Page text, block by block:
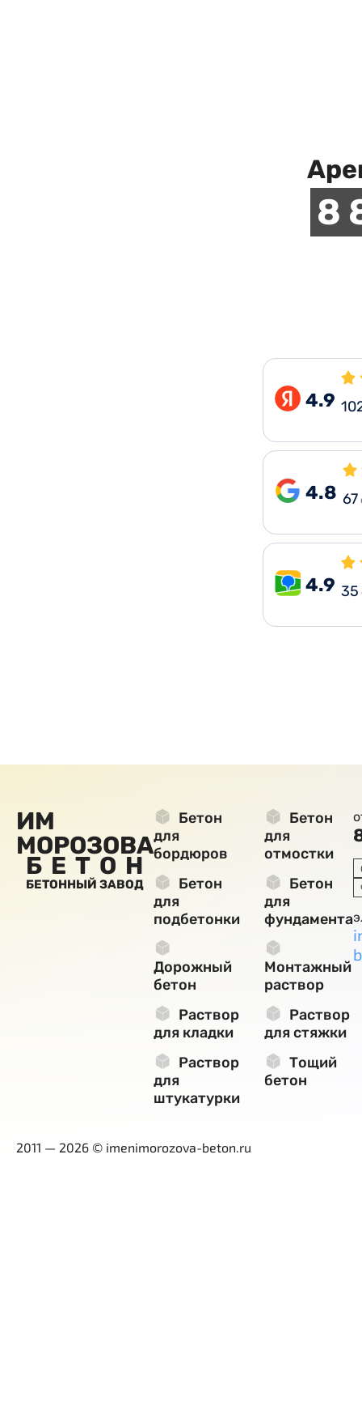
8
4.9
4.8 67
4.9 35
ИМ
МОРОЗОВА
БЕТОН
БЕТОННЫЙ ЗАВОД
Бетон
для
бордюров
Бетон
для
отмостки
Бетон
для
подбетонки
Бетон
для
фундамента
Дорожный
бетон
Монтажный
раствор
Раствор
для кладки
Раствор
для стяжки
Раствор
для
штукатурки
Тощий
бетон
2011 — 2026 © imenimorozova-beton.ru